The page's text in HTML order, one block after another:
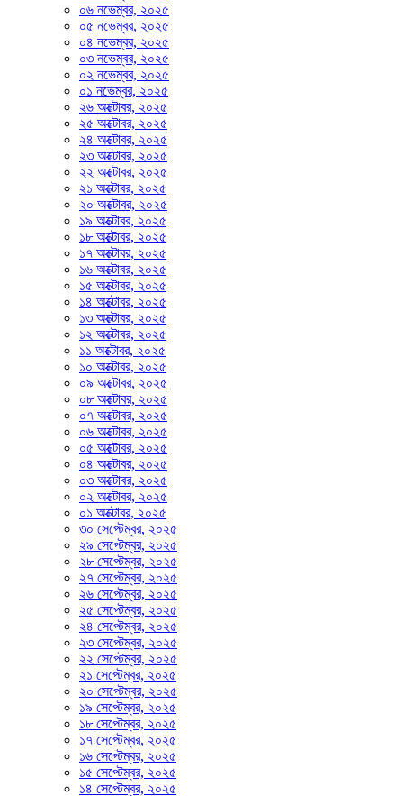
০৬ নভেম্বর, ২০২৫
০৫ নভেম্বর, ২০২৫
০৪ নভেম্বর, ২০২৫
০৩ নভেম্বর, ২০২৫
০২ নভেম্বর, ২০২৫
০১ নভেম্বর, ২০২৫
২৬ অক্টোবর, ২০২৫
২৫ অক্টোবর, ২০২৫
২৪ অক্টোবর, ২০২৫
২৩ অক্টোবর, ২০২৫
২২ অক্টোবর, ২০২৫
২১ অক্টোবর, ২০২৫
২০ অক্টোবর, ২০২৫
১৯ অক্টোবর, ২০২৫
১৮ অক্টোবর, ২০২৫
১৭ অক্টোবর, ২০২৫
১৬ অক্টোবর, ২০২৫
১৫ অক্টোবর, ২০২৫
১৪ অক্টোবর, ২০২৫
১৩ অক্টোবর, ২০২৫
১২ অক্টোবর, ২০২৫
১১ অক্টোবর, ২০২৫
১০ অক্টোবর, ২০২৫
০৯ অক্টোবর, ২০২৫
০৮ অক্টোবর, ২০২৫
০৭ অক্টোবর, ২০২৫
০৬ অক্টোবর, ২০২৫
০৫ অক্টোবর, ২০২৫
০৪ অক্টোবর, ২০২৫
০৩ অক্টোবর, ২০২৫
০২ অক্টোবর, ২০২৫
০১ অক্টোবর, ২০২৫
৩০ সেপ্টেম্বর, ২০২৫
২৯ সেপ্টেম্বর, ২০২৫
২৮ সেপ্টেম্বর, ২০২৫
২৭ সেপ্টেম্বর, ২০২৫
২৬ সেপ্টেম্বর, ২০২৫
২৫ সেপ্টেম্বর, ২০২৫
২৪ সেপ্টেম্বর, ২০২৫
২৩ সেপ্টেম্বর, ২০২৫
২২ সেপ্টেম্বর, ২০২৫
২১ সেপ্টেম্বর, ২০২৫
২০ সেপ্টেম্বর, ২০২৫
১৯ সেপ্টেম্বর, ২০২৫
১৮ সেপ্টেম্বর, ২০২৫
১৭ সেপ্টেম্বর, ২০২৫
১৬ সেপ্টেম্বর, ২০২৫
১৫ সেপ্টেম্বর, ২০২৫
১৪ সেপ্টেম্বর, ২০২৫